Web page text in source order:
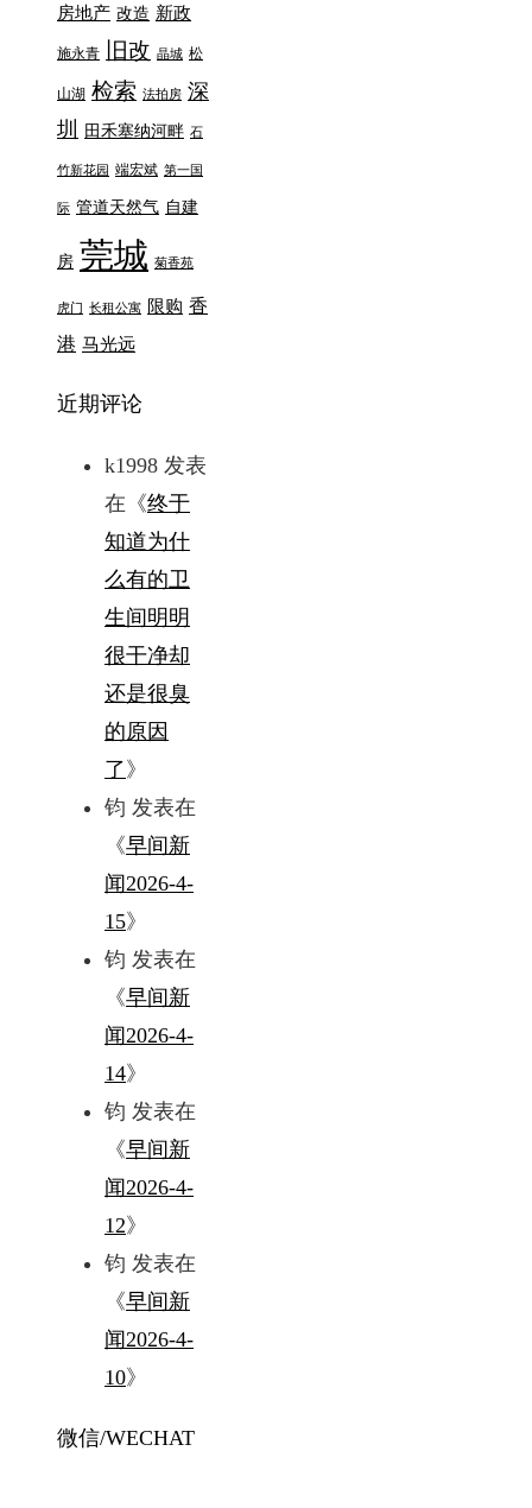
房地产 改造 新政
施永青 旧改 晶城 松
山湖 检索 法拍房 深
圳
田禾塞纳河畔 石
竹新花园 端宏斌 第一国
际 管道天然气 自建
房 莞城 菊香苑
虎门 长租公寓 限购 香
港 马光远
近期评论
k1998 发表
在《终于
知道为什
么有的卫
生间明明
很干净却
还是很臭
的原因
了 》
钧 发表在
《早间新
闻2026-4-
15》
钧 发表在
《早间新
闻2026-4-
14》
钧 发表在
《早间新
闻2026-4-
12》
钧 发表在
《早间新
闻2026-4-
10》
微信/WECHAT